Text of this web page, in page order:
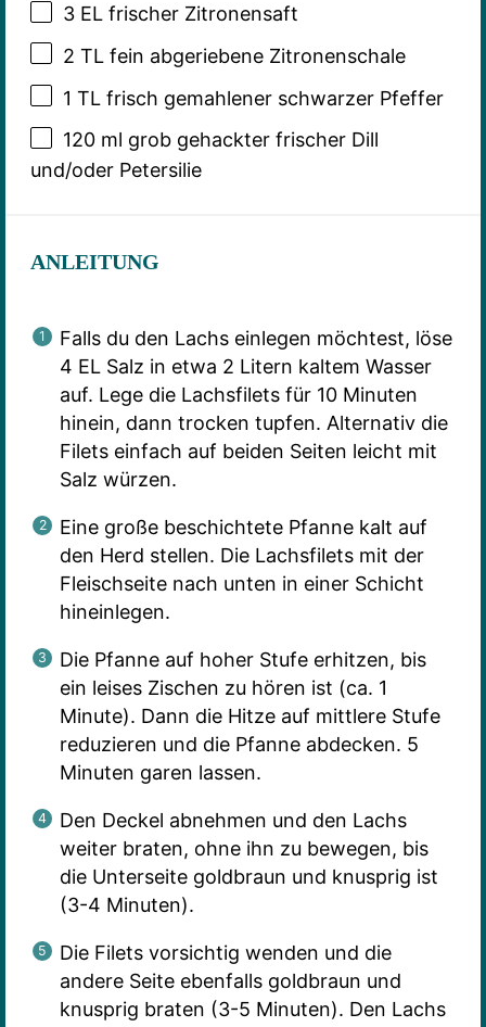
3EL frischer Zitronensaft
2 TL fein abgeriebene Zitronenschale
1 TL frisch gemahlener schwarzer Pfeffer
120ml grob gehackter frischer Dill
und/oder Petersilie
ANLEITUNG
Falls du den Lachs einlegen möchtest, löse
4 EL Salz in etwa 2 Litern kaltem Wasser
auf. Lege die Lachsfilets für 10 Minuten
hinein, dann trocken tupfen. Alternativ die
Filets einfach auf beiden Seiten leicht mit
Salz würzen.
Eine große beschichtete Pfanne kalt auf
den Herd stellen. Die Lachsfilets mit der
Fleischseite nach unten in einer Schicht
hineinlegen.
Die Pfanne auf hoher Stufe erhitzen, bis
ein leises Zischen zu hören ist (ca. 1
Minute). Dann die Hitze auf mittlere Stufe
reduzieren und die Pfanne abdecken. 5
Minuten garen lassen.
Den Deckel abnehmen und den Lachs
weiter braten, ohne ihn zu bewegen, bis
die Unterseite goldbraun und knusprig ist
(3-4 Minuten).
Die Filets vorsichtig wenden und die
andere Seite ebenfalls goldbraun und
knusprig braten (3-5 Minuten). Den Lachs